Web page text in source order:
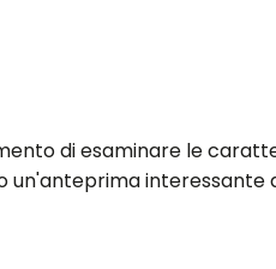
di esaminare le
un'anteprima interessante